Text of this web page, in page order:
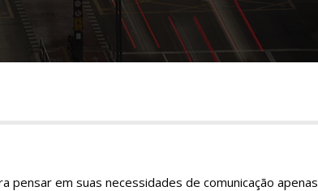
em suas necessidades de comunicação apenas